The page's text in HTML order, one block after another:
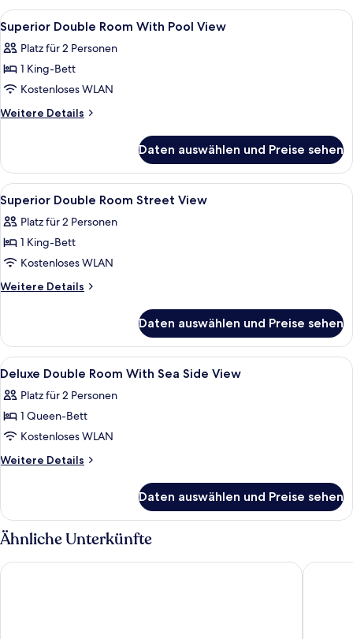
Strandnähe
Alle
Fotos
für
Superior
Double
Room
View
anzeigen
Minibar (mit einigen kostenlosen
5
Superior Double Room With Pool View
Platz für 2 Personen
1 King-Bett
Kostenloses WLAN
Weitere Details
Weitere
Double
Room
With
Pool
View
Daten auswählen und Preise sehen
Alle
Fotos
für
Superior
Double
Room
anzeigen
Minibar (mit einigen kostenlosen
5
Superior Double Room Street View
Platz für 2 Personen
1 King-Bett
Kostenloses WLAN
Weitere Details
Weitere
Double
Room
Street
Daten auswählen und Preise sehen
Alle
Fotos
für
Deluxe
Double
Room
Side
View
anzeigen
Minibar (mit einigen kostenlosen
5
Deluxe Double Room With Sea Side View
Platz für 2 Personen
1 Queen-Bett
Kostenloses WLAN
Weitere Details
Weitere
Double
Room
With
Side
Daten auswählen und Preise sehen
Ähnliche Unterkünfte
Santhiya Koh Phangan Resort & Spa – Up to THB 2,000OZO